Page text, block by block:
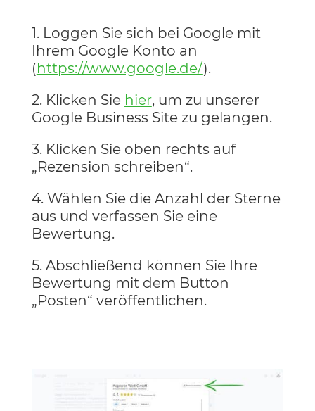
1. Loggen Sie sich bei Google mit
Ihrem Google Konto an
(https://www.google.de/).
2. Klicken Sie hier, um zu unserer
Google Business Site zu gelangen.
3. Klicken Sie oben rechts auf
„Rezension schreiben“.
4. Wählen Sie die Anzahl der Sterne
aus und verfassen Sie eine
Bewertung.
5. Abschließend können Sie Ihre
Bewertung mit dem Button
„Posten“ veröffentlichen.